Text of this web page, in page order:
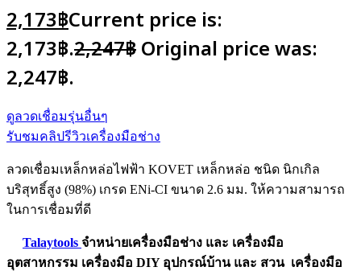
2,173฿Current price is:
2,173฿.2,247฿Original price was:
2,247฿.
ดูลวดเชื่อมรุ่นอื่นๆ
รับชมคลิปรีวิวเครื่องมือช่าง
ลวดเชื่อมเหล็กหล่อไฟฟ้า KOVET เหล็กหล่อ ชนิด นิกเกิล
บริสุทธิ์สูง (98%) เกรด ENi-CI ขนาด 2.6 มม. ให้ความสามารถ
ในการเชื่อมที่ดี
Talaytools จำหน่ายเครื่องมือช่าง และ เครื่องมือ
อุตสาหกรรม เครื่องมือ DIY อุปกรณ์บ้าน และ สวน เครื่องมือ